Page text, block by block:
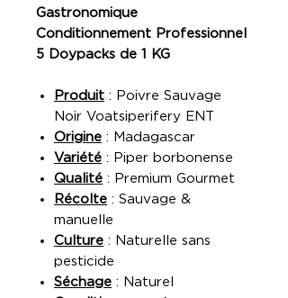
Gastronomique
Conditionnement Professionnel
5 Doypacks de 1 KG
Produit : Poivre Sauvage
Noir Voatsiperifery ENT
Origine : Madagascar
Variété : Piper borbonense
Qualité : Premium Gourmet
Récolte : Sauvage &
manuelle
Culture : Naturelle sans
pesticide
Séchage : Naturel